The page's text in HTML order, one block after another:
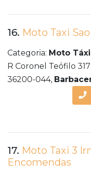
16. Moto Taxi
Categoria: Moto Táxi
R Coronel Teófilo 317
36200-044,
17. Moto Taxi 3
Encomendas